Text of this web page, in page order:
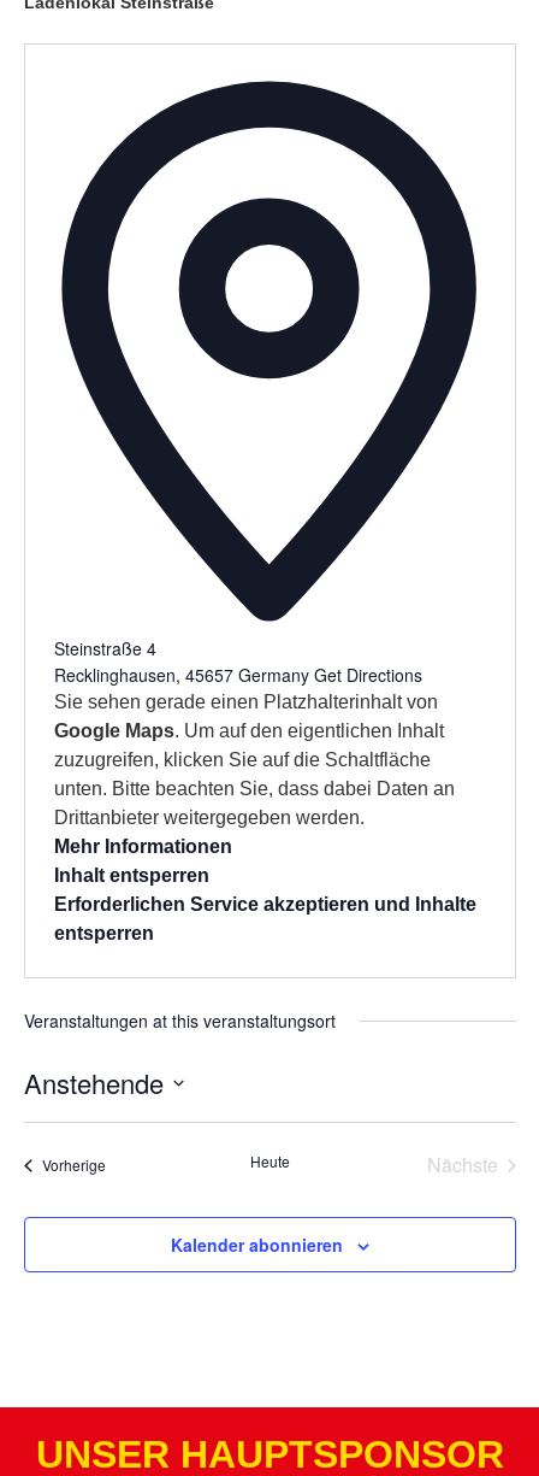
Steinstraße 4
Recklinghausen, 45657 Germany Get Directions
Sie sehen gerade einen Platzhalterinhalt von
Google Maps. Um auf den eigentlichen Inhalt
zuzugreifen, klicken Sie auf die Schaltfläche
unten. Bitte beachten Sie, dass dabei Daten an
Drittanbieter weitergegeben werden.
Mehr Informationen
Inhalt entsperren
Erforderlichen Service akzeptieren und Inhalte
entsperren
Veranstaltungen at this veranstaltungsort
Anstehende
wählen.
VorherigeVeranstaltungen Heute Nächste
Kalender abonnieren
UNSER HAUPTSPONSOR